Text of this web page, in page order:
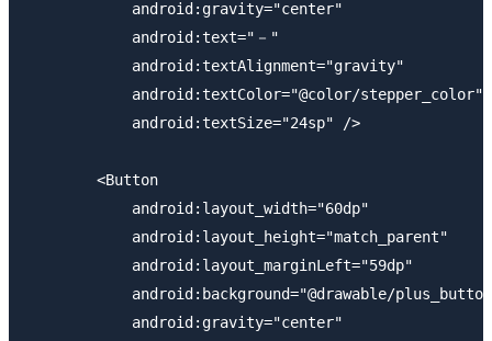
            android:gravity="center"
            android:text="－"
            android:textAlignment="gravity"
            android:textColor="@color/stepper_color"
            android:textSize="24sp" />
        <Button
            android:layout_width="60dp"
            android:layout_height="match_parent"
            android:layout_marginLeft="59dp"
android:background="@drawable/
            android:gravity="center"